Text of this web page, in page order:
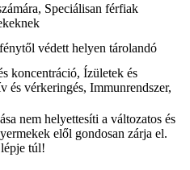
Speciálisan férfiak
védett helyen tárolandó
koncentráció, Ízületek és
és vérkeringés, Immunrendszer,
nem helyettesíti a változatos és
elől gondosan zárja el.
túl!